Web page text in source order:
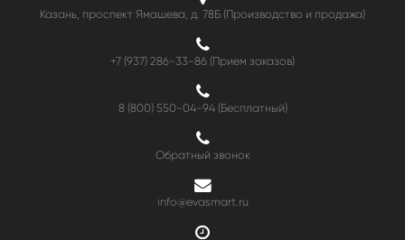
Казань, проспект Ямашева, д. 78Б (Производство и продажа)
+7 (937) 286-33-86 (Прием заказов)
8 (800) 550-04-94(Бесплатный)
Обратный звонок
info@evasmart.ru